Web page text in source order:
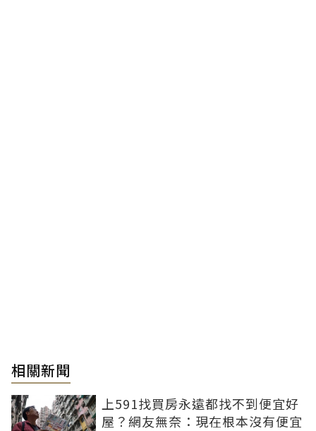
相關新聞
上591找買房永遠都找不到便宜好
屋？網友無奈：現在根本沒有便宜